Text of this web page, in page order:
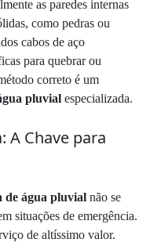
as paredes internas
como pedras ou
cabos de aço
para quebrar ou
correto é um
pluvial especializada.
A Chave para
de água pluvial não se
situações de emergência.
de altíssimo valor.